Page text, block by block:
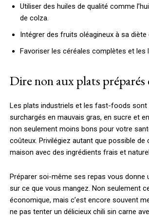
Utiliser des huiles de qualité comme
de colza.
Intégrer des fruits oléagineux à sa diète
Favoriser les céréales complètes et les
Dire non aux plats préparés
Les plats industriels et les fast-foods sont
surchargés en mauvais gras, en sucre et
non seulement moins bons pour votre
coûteux. Privilégiez autant que possible de
maison avec des ingrédients frais et
Préparer soi-même ses repas vous donne
sur ce que vous mangez. Non seulement
économique, mais c’est encore souvent
ne pas tenter un délicieux chili sin carne